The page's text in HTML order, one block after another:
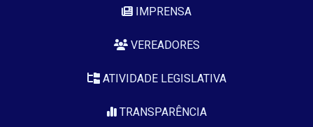
IMPRENSA
VEREADORES
ATIVIDADE LEGISLATIVA
TRANSPARÊNCIA